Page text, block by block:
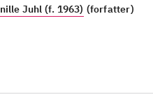
Juhl (f. 1963) (forfatter)